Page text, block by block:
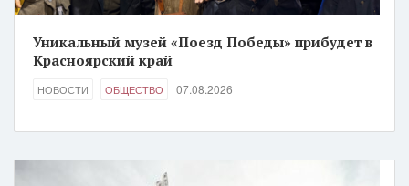
Уникальный музей «Поезд Победы» прибудет в
Красноярский край
НОВОСТИ ОБЩЕСТВО 07.08.2026